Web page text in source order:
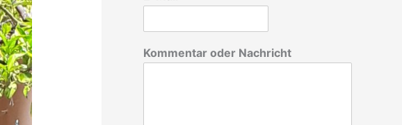
Kommentar oder Nachricht